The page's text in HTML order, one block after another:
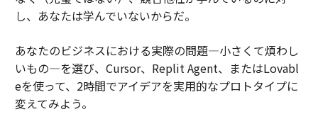
し、あなたは学んでいないからだ。
あなたのビジネスにおける実際の問題—小さくて煩わし
いもの—を選び、Cursor、Replit Agent、またはLovabl
eを使って、2時間でアイデアを実用的なプロトタイプに
変えてみよう。